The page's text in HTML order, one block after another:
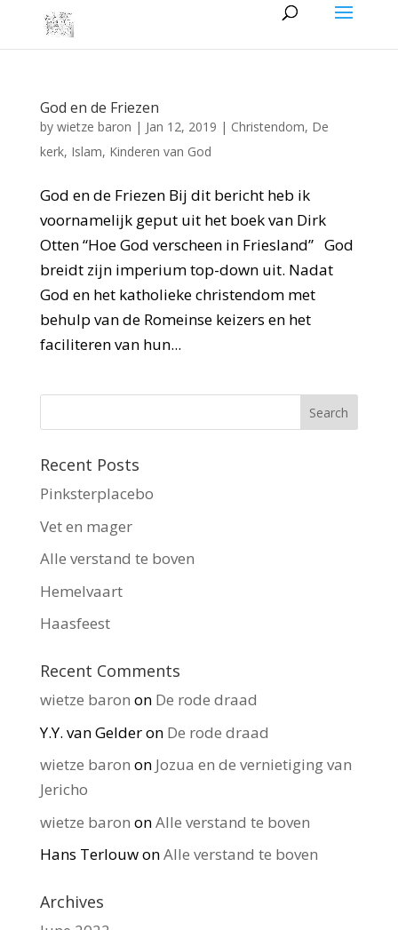
God en de Friezen
by wietze baron | Jan 12, 2019 | Christendom, De
kerk, Islam, Kinderen van God
God en de Friezen Bij dit bericht heb ik
voornamelijk geput uit het boek van Dirk
Otten “Hoe God verscheen in Friesland” God
breidt zijn imperium top-down uit. Nadat
God en het katholieke christendom met
behulp van de Romeinse keizers en het
faciliteren van hun...
Recent Posts
Pinksterplacebo
Vet en mager
Alle verstand te boven
Hemelvaart
Haasfeest
Recent Comments
wietze baron on De rode draad
Y.Y. van Gelderon De rode draad
wietze baron on Jozua en de vernietiging van
Jericho
wietze baron onAlle verstand te boven
Hans TerlouwonAlle verstand te boven
Archives